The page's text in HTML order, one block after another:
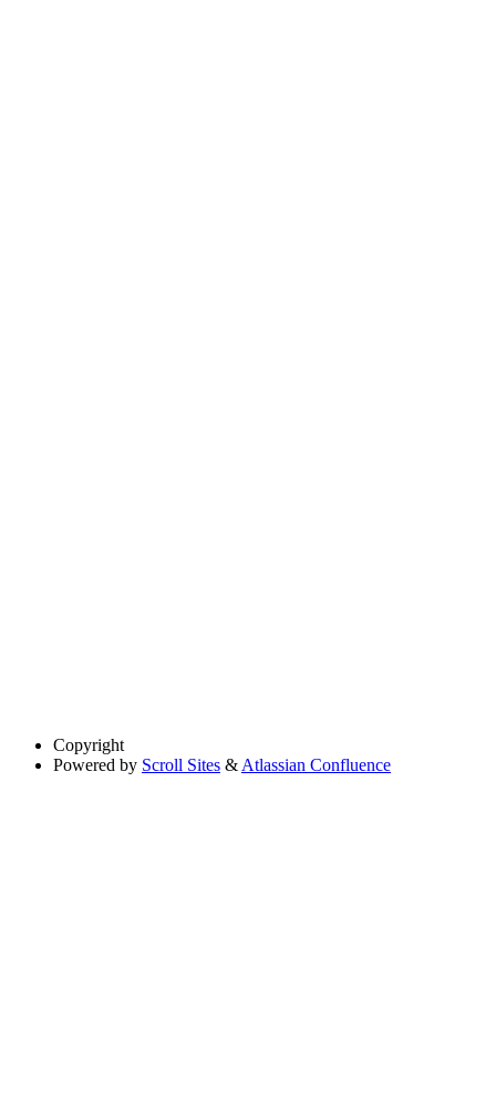
Copyright
Powered by Scroll Sites & Atlassian Confluence